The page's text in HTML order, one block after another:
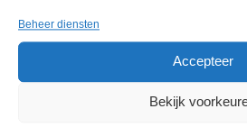
Beheer diensten
Accepteer
Bekijk